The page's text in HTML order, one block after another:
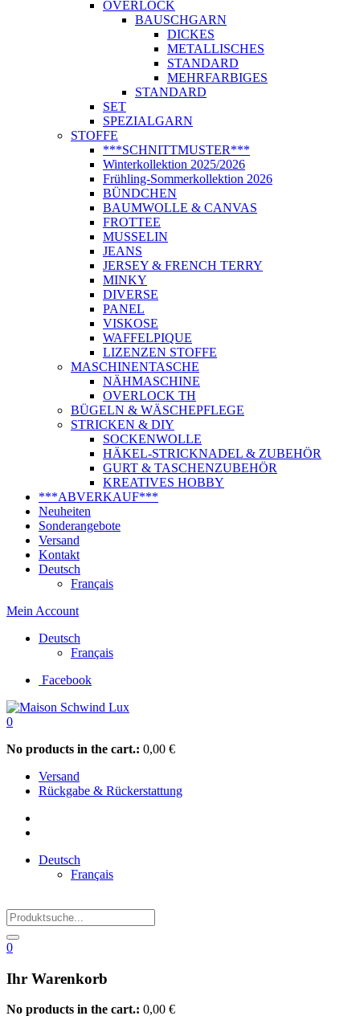
OVERLOCK
BAUSCHGARN
DICKES
METALLISCHES
STANDARD
MEHRFARBIGES
STANDARD
SET
SPEZIALGARN
STOFFE
***SCHNITTMUSTER***
Winterkollektion 2025/2026
Frühling-Sommerkollektion 2026
BÜNDCHEN
BAUMWOLLE & CANVAS
FROTTEE
MUSSELIN
JEANS
JERSEY & FRENCH TERRY
MINKY
DIVERSE
PANEL
VISKOSE
WAFFELPIQUE
LIZENZEN STOFFE
MASCHINENTASCHE
NÄHMASCHINE
OVERLOCK TH
BÜGELN & WÄSCHEPFLEGE
STRICKEN & DIY
SOCKENWOLLE
HÄKEL-STRICKNADEL & ZUBEHÖR
GURT & TASCHENZUBEHÖR
KREATIVES HOBBY
***ABVERKAUF***
Neuheiten
Sonderangebote
Versand
Kontakt
Deutsch
Français
Mein Account
Deutsch
Français
Facebook
0
No products in the cart.: 0,00 €
Versand
Rückgabe & Rückerstattung
Deutsch
Français
0
Ihr Warenkorb
No products in the cart.: 0,00 €